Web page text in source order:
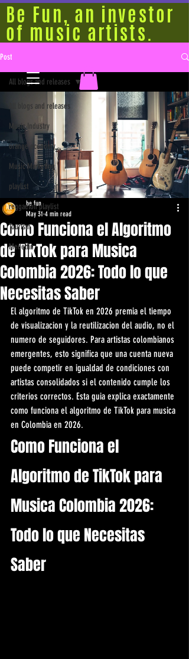
Be Fun, an investor
of music artists.
Post
All blogs and releases
Music Industry
orange economy
Music Marketing
playlist
reggaeton playlist
Tourism
Medellín
All blogs and releases
Como Funciona el Algoritmo
de TikTok para Musica
Colombia 2026: Todo lo que
Necesitas Saber
be fun
May 31 4 min read
El algoritmo de TikTok en 2026 premia el tiempo
de visualizacion y la reutilizacion del audio, no el
numero de seguidores. Para artistas colombianos
emergentes, esto significa que una cuenta nueva
puede competir en igualdad de condiciones con
artistas consolidados si el contenido cumple los
criterios correctos. Esta guia explica exactamente
como funciona el algoritmo de TikTok para musica
en Colombia en 2026.
Como Funciona el
Algoritmo de TikTok para
Musica Colombia 2026:
Todo lo que Necesitas
Saber